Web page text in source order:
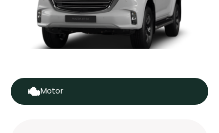
Motor